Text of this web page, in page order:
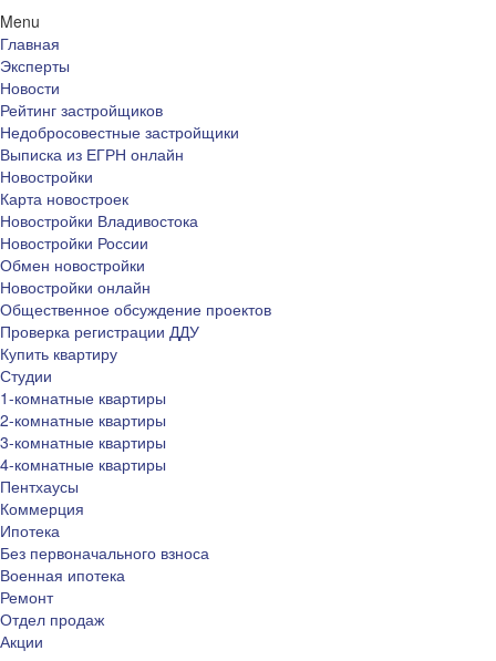
Menu
Главная
Эксперты
Новости
Рейтинг застройщиков
Недобросовестные застройщики
Выписка из ЕГРН онлайн
Новостройки
Карта новостроек
Новостройки Владивостока
Новостройки России
Обмен новостройки
Новостройки онлайн
Общественное обсуждение проектов
Проверка регистрации ДДУ
Купить квартиру
Студии
1-комнатные квартиры
2-комнатные квартиры
3-комнатные квартиры
4-комнатные квартиры
Пентхаусы
Коммерция
Ипотека
Без первоначального взноса
Военная ипотека
Ремонт
Отдел продаж
Акции